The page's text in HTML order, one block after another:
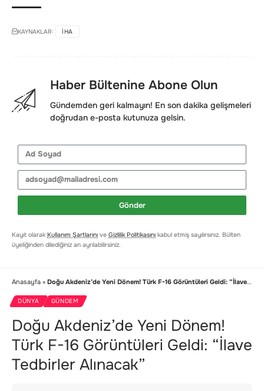
KAYNAKLAR: IHA
Haber Bültenine Abone Olun
Gündemden geri kalmayın! En son dakika gelişmeleri
doğrudan e-posta kutunuza gelsin.
Gönder
Kayıt olarak Kullanım Şartlarını ve Gizlilik Politikasını kabul etmiş sayılırsınız. Bülten
üyeliğinden dilediğiniz an ayrılabilirsiniz.
Anasayfa » Doğu Akdeniz’de Yeni Dönem! Türk F-16 Görüntüleri Geldi: “İlave Tedbirler Alınacak”
DÜNYA GÜNDEM
Doğu Akdeniz’de Yeni Dönem!
Türk F-16 Görüntüleri Geldi: “İlave
Tedbirler Alınacak”